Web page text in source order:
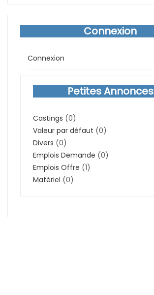
Connexion
Connexion
Petites Annonces
Castings (0)
Valeur par défaut (0)
Divers (0)
Emplois Demande (0)
Emplois Offre (1)
Matériel (0)